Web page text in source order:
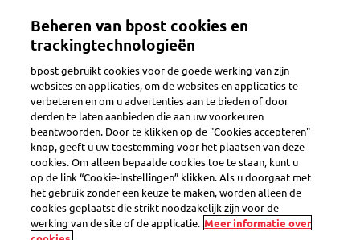
inhoud
Toggle navigation
Aangetekende zending ontvangen
Ik kan mijn
aangetekende
Beheren van bpost cookies en
trackingtechnologieën
bpost gebruikt cookies voor de goede werking van zijn
websites en applicaties, om de websites en applicaties te
verbeteren en om u advertenties aan te bieden of door
derden te laten aanbieden die aan uw voorkeuren
beantwoorden. Door te klikken op de "Cookies accepteren"
knop, geeft u uw toestemming voor het plaatsen van deze
cookies. Om alleen bepaalde cookies toe te staan, kunt u
op de link “Cookie-instellingen” klikken. Als u doorgaat met
het gebruik zonder een keuze te maken, worden alleen de
cookies geplaatst die strikt noodzakelijk zijn voor de
werking van de site of de applicatie. Meer informatie over